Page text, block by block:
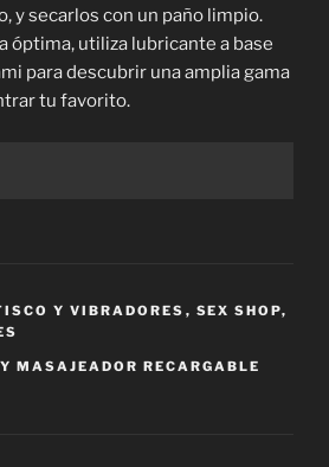
y secarlos con un paño limpio.
óptima, utiliza lubricante a base
para descubrir una amplia gama
tu favorito.
Y VIBRADORES , SEX SHOP,
MASAJEADOR RECARGABLE